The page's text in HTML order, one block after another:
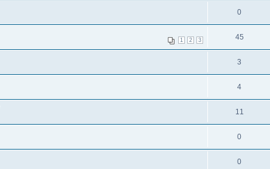
0
1 2 3 45
3
4
11
0
0